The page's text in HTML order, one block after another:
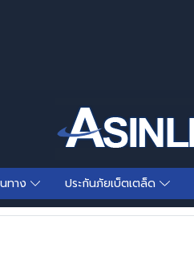
ทาง ประกันภัยเบ็ตเตล็ด